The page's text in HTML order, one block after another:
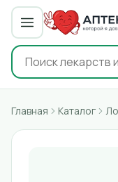
Главная Каталог